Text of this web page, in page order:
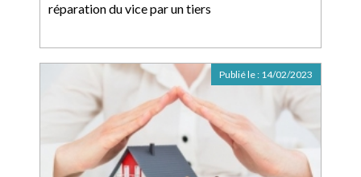
réparation du vice par un tiers
Publié le : 14/02/2023